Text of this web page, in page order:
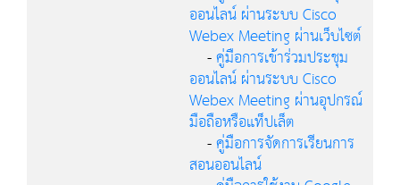
ออนไลน์ ผ่านระบบ Cisco
Webex Meeting ผ่านเว็บไซต์
-คู่มือการเข้าร่วมประชุม
ออนไลน์ ผ่านระบบ Cisco
Webex Meeting ผ่านอุปกรณ์
มือถือหรือแท็ปเล็ต
-คู่มือการจัดการเรียนการ
สอนออนไลน์